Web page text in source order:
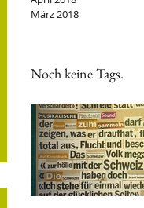
März 2018
Noch keine Tags.